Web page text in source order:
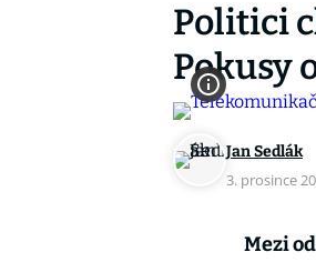
Politici
Pokusy
Jan Sedlák
3. prosince
Mezi